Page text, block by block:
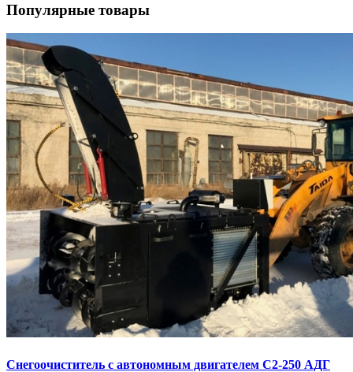
Популярные товары
Снегоочиститель с автономным двигателем С2-250 АДГ